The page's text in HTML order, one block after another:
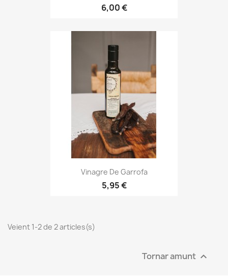
6,00 €
Vinagre De Garrofa
5,95 €
Veient 1-2 de 2 articles(s)
Tornar amunt 